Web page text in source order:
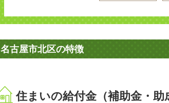
名古屋市北区の特徴
住まいの給付金（補助金・助